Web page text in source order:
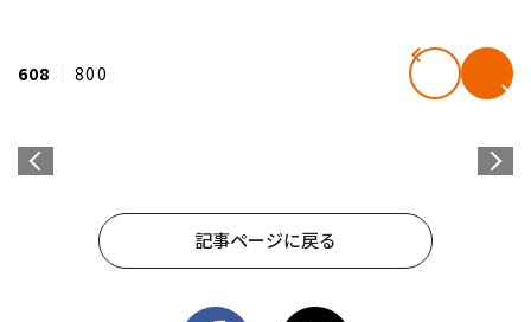
608 800
記事ページに戻る